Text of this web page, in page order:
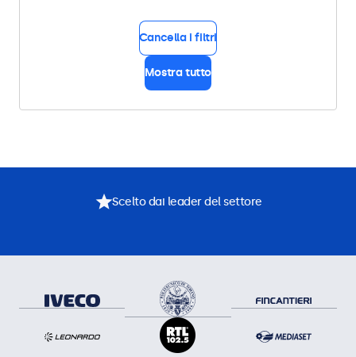
Cancella i filtri
Mostra tutto
Scelto dai leader del settore